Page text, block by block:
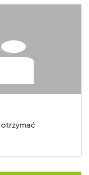
otrzymać